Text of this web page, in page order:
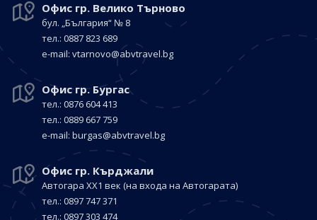
Офис гр. Велико Търново
бул. „България“ № 8
тел.: 0887 823 689
е-mail: vtarnovo@abvtravel.bg
Офис гр. Бургас
тел.: 0876 604 413
тел.: 0889 667 759
е-mail: burgas@abvtravel.bg
Офис гр. Кърджали
Автогара ХХ1 век (на входа на Автогарата)
тел.: 0897 747 371
тел.: 0897 303 474